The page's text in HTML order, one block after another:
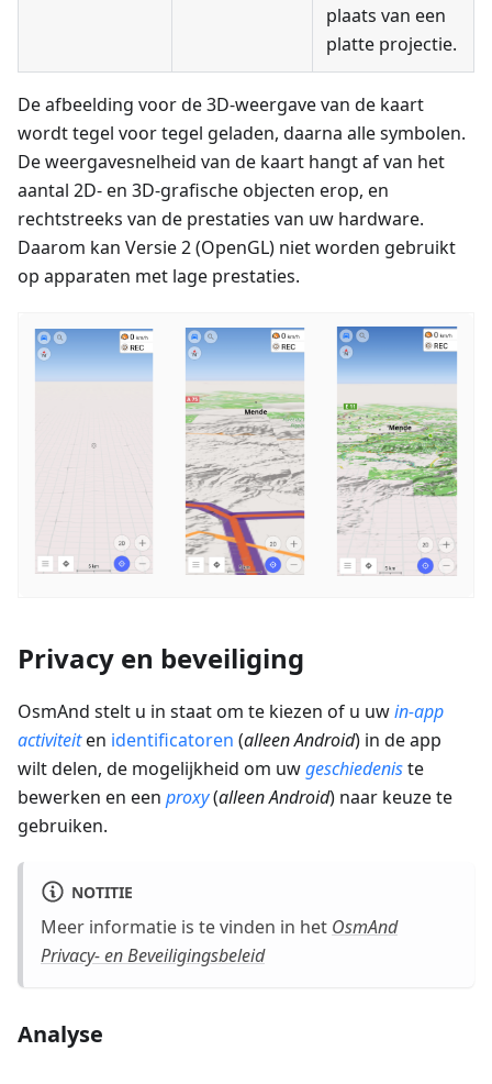
plaats van een
platte projectie.
De afbeelding voor de 3D-weergave van de kaart
wordt tegel voor tegel geladen, daarna alle symbolen.
De weergavesnelheid van de kaart hangt af van het
aantal 2D- en 3D-grafische objecten erop, en
rechtstreeks van de prestaties van uw hardware.
Daarom kan Versie 2 (OpenGL) niet worden gebruikt
op apparaten met lage prestaties.
Privacy en beveiliging
OsmAnd stelt u in staat om te kiezen of u uwin-app
activiteiten identificatoren (alleen Android) in de app
wilt delen, de mogelijkheid om uwgeschiedeniste
bewerken en een proxy(alleen Android) naar keuze te
gebruiken.
NOTITIE
Meer informatie is te vinden in het OsmAnd
Privacy- en Beveiligingsbeleid
Analyse